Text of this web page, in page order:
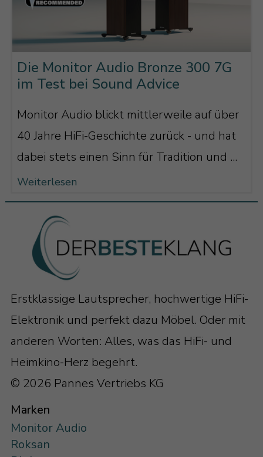
aber doch so wenig Bauteile wie möglich
auf selbiger haben. Denn jedes Bauteil
beeinflusst den Klang und treibt die
Kosten in die Höhe. Und so wird der
Hochtöner im Monitor Audio Bronze On-
Wall 7G durch den Waveguide ein Stück
nach hinten versetzt, wodurch der
Hochton und der Mittelton zeitlich
wieder im Einklang sind und gemeinsam
ihr Bestes geben. Ganz ohne zusätzliche
Elemente auf der Frequenzweiche. Der
Lautsprecher klingt klar und präzise und
unnötige, klangbeeinflussende Bauteile
werden eingespart.
Die Monitor Audio Bronze 300 7G
im Test bei Sound Advice
Monitor Audio blickt mittlerweile auf über
40 Jahre HiFi-Geschichte zurück - und hat
dabei stets einen Sinn für Tradition und ...
Weiterlesen
Erstklassige Lautsprecher, hochwertige HiFi-
Elektronik und perfekt dazu Möbel. Oder mit
anderen Worten: Alles, was das HiFi- und
Heimkino-Herz begehrt.
© 2026 Pannes Vertriebs KG
Marken
Monitor Audio
Roksan